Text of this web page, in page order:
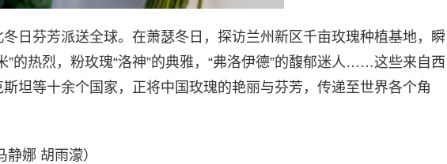
日芬芳派送全球。在萧瑟冬日，探访兰州新区千亩玫瑰种植基地，瞬
”的热烈，粉玫瑰“洛神”的典雅，“弗洛伊德”的馥郁迷人……这些来自西
坦等十余个国家，正将中国玫瑰的艳丽与芬芳，传递至世界各个角
静娜 胡雨濛）